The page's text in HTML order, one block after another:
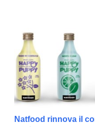
Natfood rinnova il